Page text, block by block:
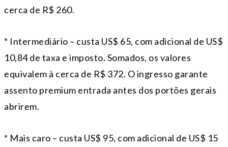
cerca de R$ 260.
* Intermediário – custa US$ 65, com adicional de US$
10,84 de taxa e imposto. Somados, os valores
equivalem à cerca de R$ 372. O ingresso garante
assento premium entrada antes dos portões gerais
abrirem.
* Mais caro – custa US$ 95, com adicional de US$ 15